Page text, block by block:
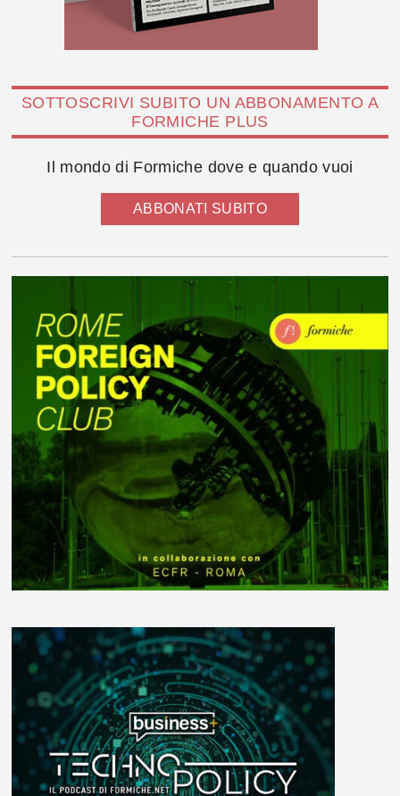
SOTTOSCRIVI SUBITO UN ABBONAMENTO A
FORMICHE PLUS
Il mondo di Formiche dove e quando vuoi
ABBONATI SUBITO